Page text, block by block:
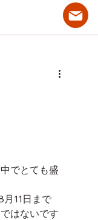
でとても盛
11日まで
はないです